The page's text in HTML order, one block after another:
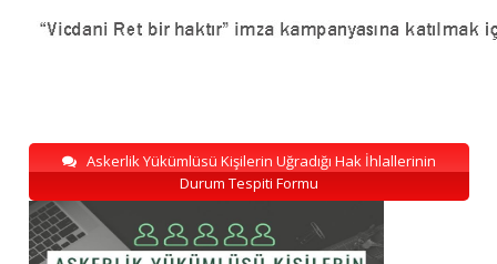
Askerlik Yükümlüsü Kişilerin Uğradığı Hak İhlallerinin
Durum Tespiti Formu